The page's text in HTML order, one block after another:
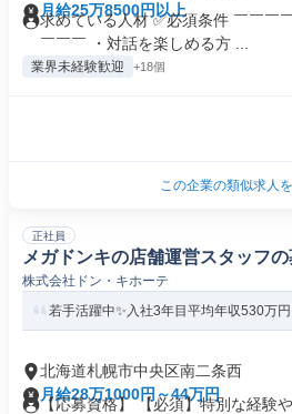
月給25万8500円以上
求めている人材 ✅必須条件 ￣￣￣
￣￣￣ ・対話を楽しめる方 ...
業界未経験歓迎 +18個
この企業の類似求人
正社員
メガドンキの店舗運営スタッフ
株式会社ドン・キホーテ
若手活躍中✨入社3年目平均年収530万円
北海道札幌市中央区南二条西
月給28万1000円～44万円
【応募資格】 【必須】特別な経験